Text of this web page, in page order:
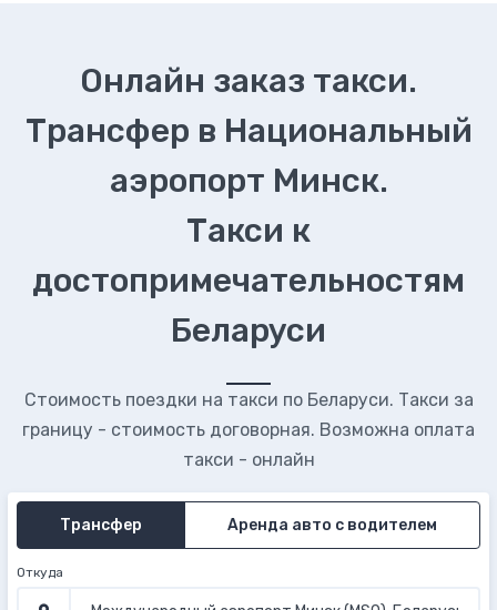
Онлайн заказ такси.
Трансфер в Национальный
аэропорт Минск.
Такси к
достопримечательностям
Беларуси
Стоимость поездки на такси по Беларуси. Такси за
границу - стоимость договорная. Возможна оплата
такси - онлайн
Трансфер Аренда авто с водителем
Откуда